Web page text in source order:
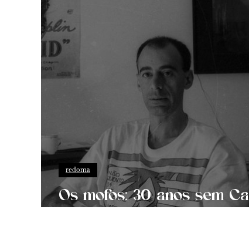
Os mofos: 30 anos sem
Fernando Abreu
redoma